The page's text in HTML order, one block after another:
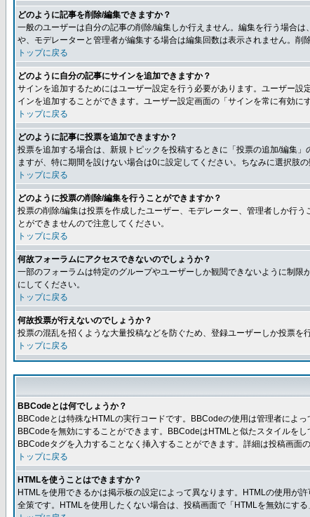
どのように記事を削除/編集できますか？
一般のユーザーは自分の記事の削除/編集しか行えません。編集を行う場合
や、モデレーターと管理者が編集する場合は編集回数は表示されません。削
トップに戻る
どのように自分の記事にサインを追加できますか？
サインを追加するためにはユーザー設定を行う必要があります。ユーザー
インを追加することができます。ユーザー設定画面の「サインを常に有効
トップに戻る
どのように記事に投票を追加できますか？
投票を追加する場合は、新規トピックを投稿するときに「投票の追加/編集
ますが、特に期間を設けない場合は0に設定してください。ちなみに選択肢
トップに戻る
どのように投票の削除/編集を行うことができますか？
投票の削除/編集は投票を作成したユーザー、モデレーター、管理者しか行
とができませんので注意してください。
トップに戻る
何故フォーラムにアクセスできないのでしょうか？
一部のフォーラムは特定のグループやユーザーしか観閲できないように制
にしてください。
トップに戻る
何故投票が行えないのでしょうか？
投票の混乱を招くような大量投稿などを防ぐため、登録ユーザーしか投票
トップに戻る
BBCodeとは何でしょうか？
BBCodeとは特殊なHTMLの実行コードです。BBCodeの使用は管理者によ
BBCodeを無効にすることができます。BBCodeはHTMLと似たスタイルを
BBCodeタグを入力することなく挿入することができます。詳細は投稿画面
トップに戻る
HTMLを使うことはできますか？
HTMLを使用できるかは掲示板の設定によって異なります。HTMLの使用が
全策です。HTMLを使用したくない場合は、投稿画面で「HTMLを無効にする